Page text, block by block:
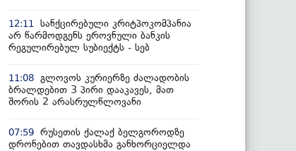
12:11
სანქცირებული კრიტპოკომპანია
არ წარმოდგენს ეროვნული ბანკის
რეგულირებულ სუბიექტს - სებ
11:08 გლოვოს კურიერზე ძალადობის
ბრალდებით 3 პირი დააკავეს, მათ
შორის 2 არასრულწლოვანი
07:59 რუსეთის ქალაქ ბელგოროდზე
დრონებით თავდასხმა განხორციელდა